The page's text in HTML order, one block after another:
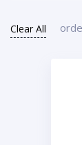
Clear All